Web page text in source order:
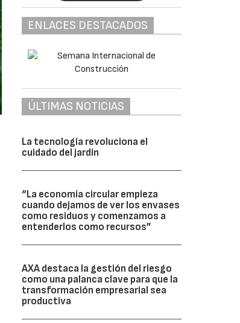
ENLACES DESTACADOS
ÚLTIMAS NOTICIAS
La tecnología revoluciona el
cuidado del jardín
“La economía circular empieza
cuando dejamos de ver los envases
como residuos y comenzamos a
entenderlos como recursos”
AXA destaca la gestión del riesgo
como una palanca clave para que la
transformación empresarial sea
productiva